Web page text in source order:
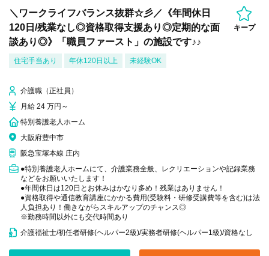
＼ワークライフバランス抜群☆彡／《年間休日
120日/残業なし◎資格取得支援あり◎定期的な面
談あり◎》「職員ファースト」の施設です♪♪
キープ
住宅手当あり 年休120日以上 未経験OK
介護職（正社員）
月給 24 万円～
特別養護老人ホーム
大阪府豊中市
阪急宝塚本線 庄内
●特別養護老人ホームにて、介護業務全般、レクリエーションや記録業務
などをお願いいたします！
●年間休日は120日とお休みはかなり多め！残業はありません！
●資格取得や通信教育講座にかかる費用(受験料・研修受講費等を含む)は法
人負担あり！働きながらスキルアップのチャンス◎
※勤務時間以外にも交代時間あり
介護福祉士/初任者研修(ヘルパー2級)/実務者研修(ヘルパー1級)/資格なし